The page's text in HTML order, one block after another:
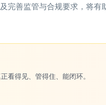
完善监管与合规要求，将有
看得见、管得住、能闭环。